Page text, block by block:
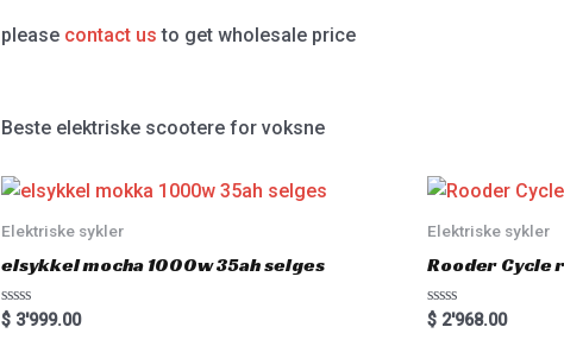
please contact us to get wholesale price
Beste elektriske scootere for voksne
Elektriske sykler
elsykkel mocha 1000w 35ah selges
Rated
0
$3'999.00
Elektriske sykler
Rooder Cycle
Rated
0
$ 2'968.00